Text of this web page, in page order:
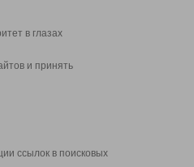
в глазах
и принять
ссылок в поисковых